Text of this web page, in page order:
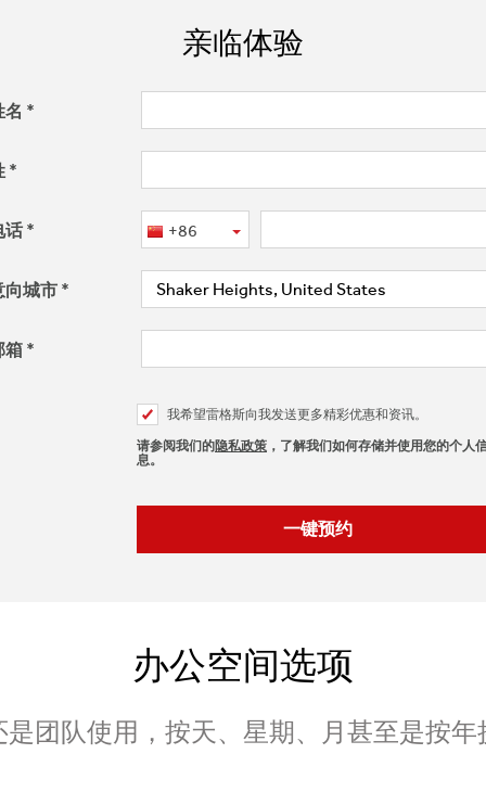
亲临体验
名
话 +86
向城市
箱
我希望雷格斯向我发送更多精彩优惠和资讯。
请参阅我们的隐私政策 ，了解我们如何存储并使用您的个人
息。
办公空间选项
是团队使用，按天、星期、月甚至是按年